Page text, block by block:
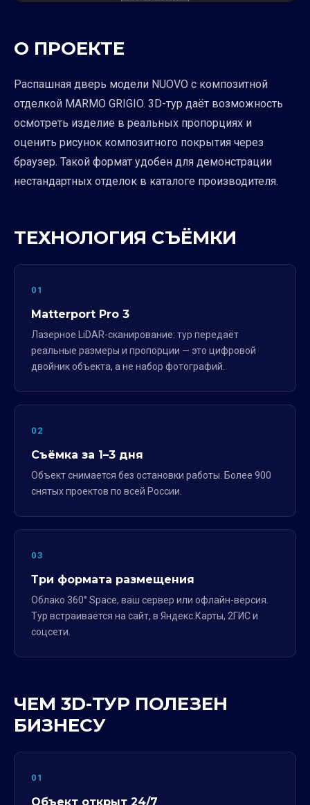
О ПРОЕКТЕ
Распашная дверь модели NUOVO с композитной
отделкой MARMO GRIGIO. 3D-тур даёт возможность
осмотреть изделие в реальных пропорциях и
оценить рисунок композитного покрытия через
браузер. Такой формат удобен для демонстрации
нестандартных отделок в каталоге производителя.
ТЕХНОЛОГИЯ СЪЁМКИ
01
Matterport Pro 3
Лазерное LiDAR-сканирование: тур передаёт
реальные размеры и пропорции — это цифровой
двойник объекта, а не набор фотографий.
02
Съёмка за 1–3 дня
Объект снимается без остановки работы. Более 900
снятых проектов по всей России.
03
Три формата размещения
Облако 360° Space, ваш сервер или офлайн-версия.
Тур встраивается на сайт, в Яндекс.Карты, 2ГИС и
соцсети.
ЧЕМ 3D-ТУР ПОЛЕЗЕН
БИЗНЕСУ
01
Объект открыт 24/7